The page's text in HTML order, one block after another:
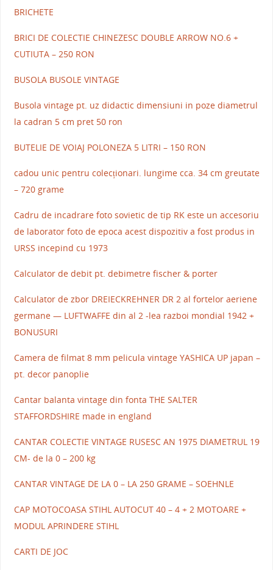
BRICHETE
BRICI DE COLECTIE CHINEZESC DOUBLE ARROW NO.6 +
CUTIUTA – 250 RON
BUSOLA BUSOLE VINTAGE
Busola vintage pt. uz didactic dimensiuni in poze diametrul
la cadran 5 cm pret 50 ron
BUTELIE DE VOIAJ POLONEZA 5 LITRI – 150 RON
cadou unic pentru colecționari. lungime cca. 34 cm greutate
– 720 grame
Cadru de incadrare foto sovietic de tip RK este un accesoriu
de laborator foto de epoca acest dispozitiv a fost produs in
URSS incepind cu 1973
Calculator de debit pt. debimetre fischer & porter
Calculator de zbor DREIECKREHNER DR 2 al fortelor aeriene
germane — LUFTWAFFE din al 2 -lea razboi mondial 1942 +
BONUSURI
Camera de filmat 8 mm pelicula vintage YASHICA UP japan –
pt. decor panoplie
Cantar balanta vintage din fonta THE SALTER
STAFFORDSHIRE made in england
CANTAR COLECTIE VINTAGE RUSESC AN 1975 DIAMETRUL 19
CM- de la 0 – 200 kg
CANTAR VINTAGE DE LA 0 – LA 250 GRAME – SOEHNLE
CAP MOTOCOASA STIHL AUTOCUT 40 – 4 + 2 MOTOARE +
MODUL APRINDERE STIHL
CARTI DE JOC